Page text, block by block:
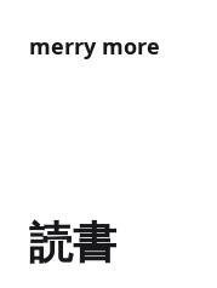
merry more
読書